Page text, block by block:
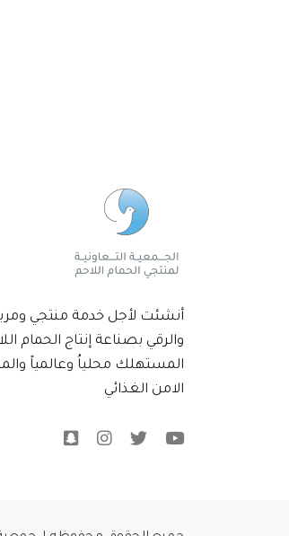
أنشئت لأجل خدمة منتجي
والرقي بصناعة إنتاج الحمام
المستهلك محلياُ وعالمياً
الامن الغذائي